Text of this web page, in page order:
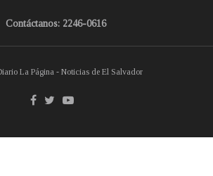
Contáctanos: 2246-0616
La Página - Noticias de El Salvador